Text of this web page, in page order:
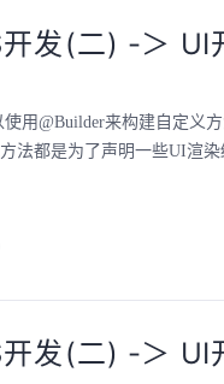
开发(二) -＞ UI
用@Builder来构建自定义方
法都是为了声明一些UI渲染
开发(二) -＞ UI